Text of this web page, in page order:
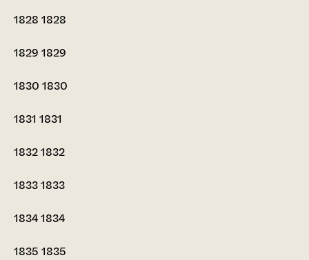
1828 1828
1829 1829
1830 1830
1831 1831
18321832
18331833
18341834
1835 1835